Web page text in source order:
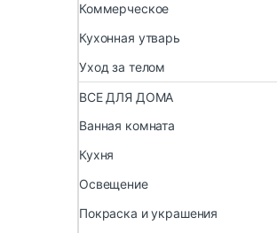
Коммерческое
Кухонная утварь
Уход за телом
ВСЕ ДЛЯ ДОМА
Ванная комната
Кухня
Освещение
Покраска и украшения